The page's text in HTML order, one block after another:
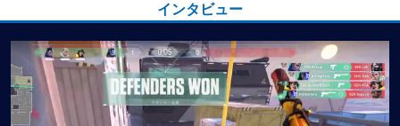
インタビュー